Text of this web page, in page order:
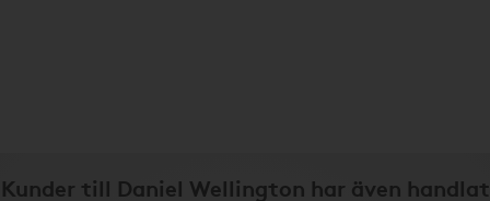
Kunder till Daniel Wellington har även handlat